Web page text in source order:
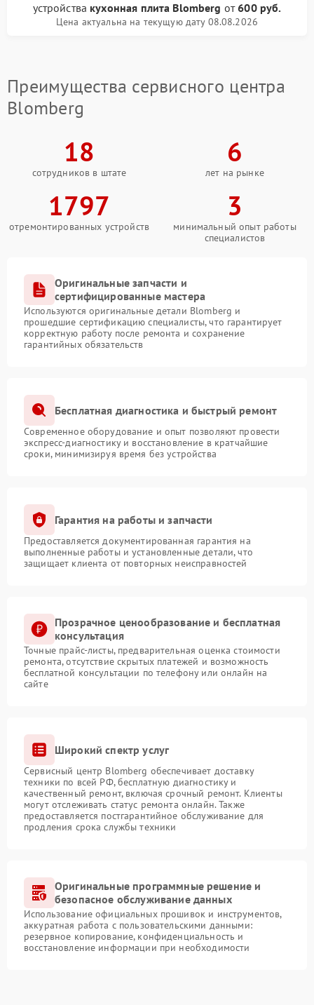
устройства кухонная плита Blomberg от600 руб.
Цена актуальна на текущую дату 08.08.2026
Преимущества сервисного центра
Blomberg
18
сотрудников в штате
6
лет на рынке
1797
отремонтированных устройств
3
минимальный опыт работы
специалистов
Оригинальные запчасти и
сертифицированные мастера
Используются оригинальные детали Blomberg и
прошедшие сертификацию специалисты, что гарантирует
корректную работу после ремонта и сохранение
гарантийных обязательств
Бесплатная диагностика и быстрый ремонт
Современное оборудование и опыт позволяют провести
экспресс-диагностику и восстановление в кратчайшие
сроки, минимизируя время без устройства
Гарантия на работы и запчасти
Предоставляется документированная гарантия на
выполненные работы и установленные детали, что
защищает клиента от повторных неисправностей
Прозрачное ценообразование и бесплатная
консультация
Точные прайс-листы, предварительная оценка стоимости
ремонта, отсутствие скрытых платежей и возможность
бесплатной консультации по телефону или онлайн на
сайте
Широкий спектр услуг
Сервисный центр Blomberg обеспечивает доставку
техники по всей РФ, бесплатную диагностику и
качественный ремонт, включая срочный ремонт. Клиенты
могут отслеживать статус ремонта онлайн. Также
предоставляется постгарантийное обслуживание для
продления срока службы техники
Оригинальные программные решение и
безопасное обслуживание данных
Использование официальных прошивок и инструментов,
аккуратная работа с пользовательскими данными:
резервное копирование, конфиденциальность и
восстановление информации при необходимости